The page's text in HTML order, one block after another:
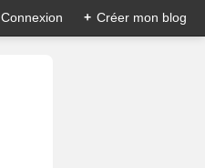
Connexion + Créer mon blog